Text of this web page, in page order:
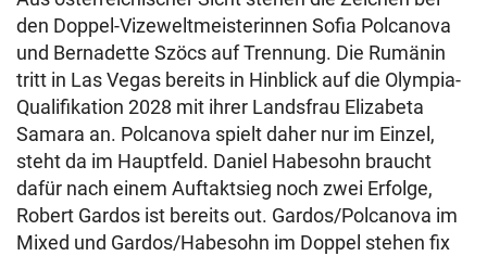
den Doppel-Vizeweltmeisterinnen Sofia Polcanova
und Bernadette Szöcs auf Trennung. Die Rumänin
tritt in Las Vegas bereits in Hinblick auf die Olympia-
Qualifikation 2028 mit ihrer Landsfrau Elizabeta
Samara an. Polcanova spielt daher nur im Einzel,
steht da im Hauptfeld. Daniel Habesohn braucht
dafür nach einem Auftaktsieg noch zwei Erfolge,
Robert Gardos ist bereits out. Gardos/Polcanova im
Mixed und Gardos/Habesohn im Doppel stehen fix